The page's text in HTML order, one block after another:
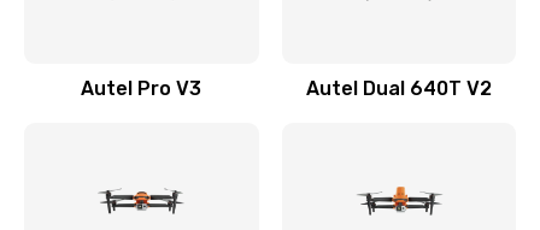
Autel Pro V3 Autel Dual 640T V2